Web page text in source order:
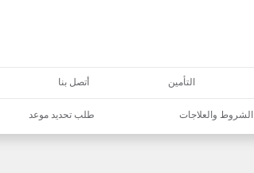
التأمين أتصل بنا
الشروط والعلاجات طلب تحديد موعد